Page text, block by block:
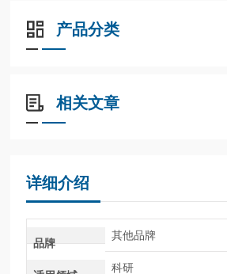
产品分类
相关文章
详细介绍
品牌
其他品牌
科研